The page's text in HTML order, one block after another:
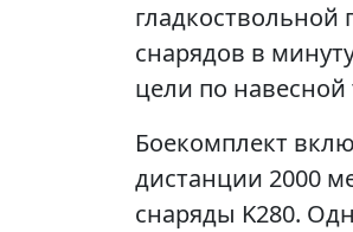
снарядов в
цели по
Боекомплект
дистанции 2000
снаряды K280.